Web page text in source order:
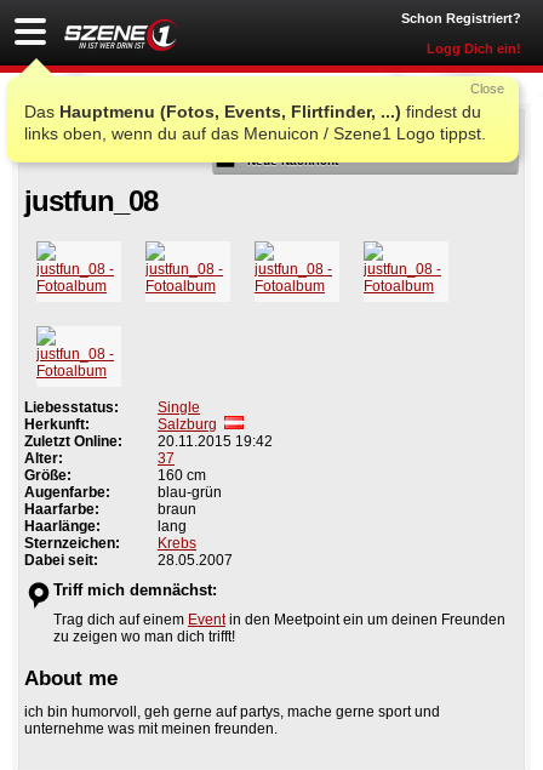
Schon Registriert?
Logg Dich ein!
Das Hauptmenu (Fotos, Events, Flirtfinder, ...) findest du
links oben, wenn du auf das Menuicon / Szene1 Logo tippst.
Close
Als Freund
Neue Nachricht
justfun_08
Liebesstatus:
Single
Herkunft:
Salzburg
Zuletzt Online:
20.11.2015 19:42
Alter:
37
Größe:
160 cm
Augenfarbe:
blau-grün
Haarfarbe:
braun
Haarlänge:
lang
Sternzeichen:
Krebs
Dabei seit:
28.05.2007
Triff mich demnächst:
Trag dich auf einem Eventin den Meetpoint ein um deinen Freunden
zu zeigen wo man dich trifft!
About me
ich bin humorvoll, geh gerne auf partys, mache gerne sport und
unternehme was mit meinen freunden.